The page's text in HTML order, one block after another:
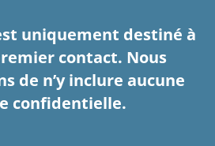
uniquement destiné à
contact. Nous
de n’y inclure aucune
confidentielle.